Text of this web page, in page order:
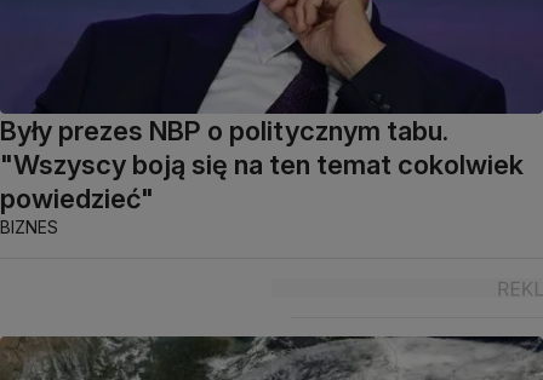
Były prezes NBP o politycznym tabu.
"Wszyscy boją się na ten temat cokolwiek
powiedzieć"
BIZNES